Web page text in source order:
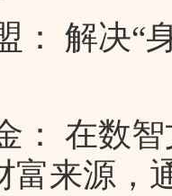
解决“
在数智
富来源，